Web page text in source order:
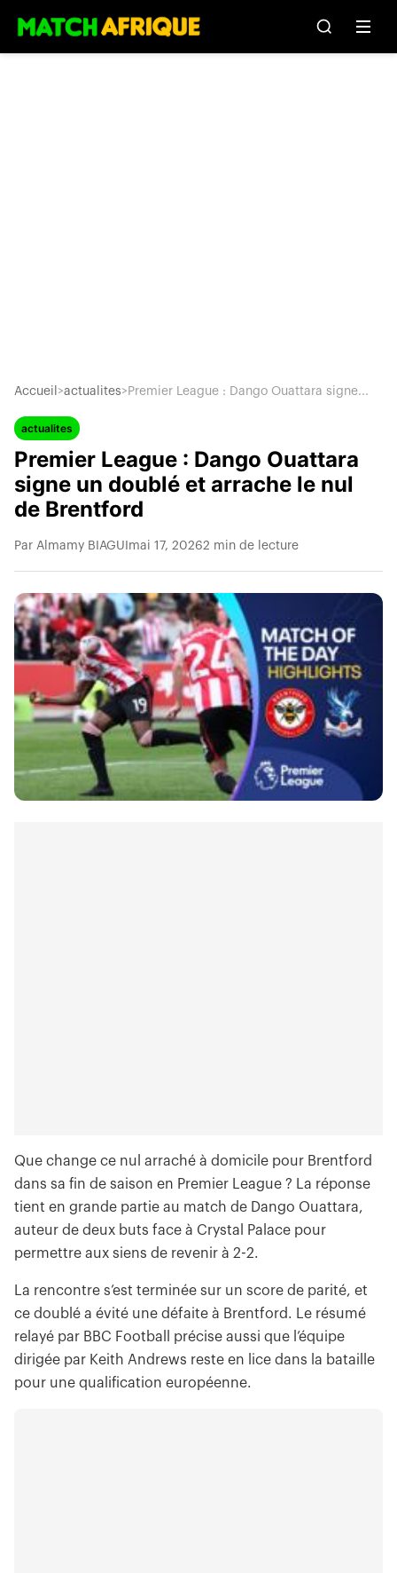
Accueil >actualites> Premier League : Dango Ouattara signe...
actualites
Premier League : Dango Ouattara
signe un doublé et arrache le nul
de Brentford
Par Almamy BIAGUI mai 17, 20262 min de lecture
Que change ce nul arraché à domicile pour Brentford
dans sa fin de saison en Premier League ? La réponse
tient en grande partie au match de Dango Ouattara,
auteur de deux buts face à Crystal Palace pour
permettre aux siens de revenir à 2-2.
La rencontre s’est terminée sur un score de parité, et
ce doublé a évité une défaite à Brentford. Le résumé
relayé par BBC Football précise aussi que l’équipe
dirigée par Keith Andrews reste en lice dans la bataille
pour une qualification européenne.